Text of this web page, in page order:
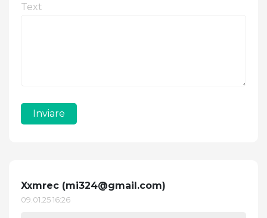
Text
Inviare
Xxmrec (mi324@gmail.com)
09.01.25 16:26